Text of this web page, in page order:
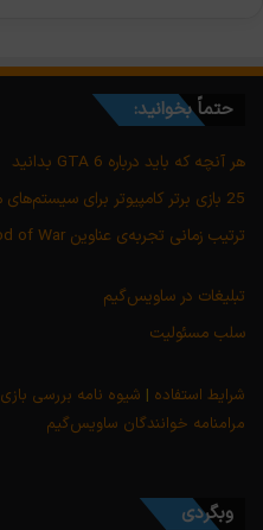
حتماً بخوانید:
هر آنچه که باید درباره GTA 6 بدانید
25 بازی برتر کامپیوتر برای سیستم‌های متوسط و ضعیف
ترتیب زمانی تجربه‌ی عناوین God of War
تبلیغات در ساویس‌گیم
سلب مسئولیت
شرایط استفاده | شیوه نامه بررسی بازی
مرامنامه خوانندگان ساویس‌گیم
وبگردی